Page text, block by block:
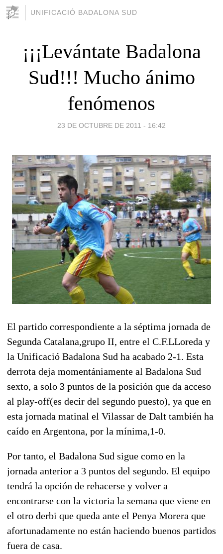
UNIFICACIÓ BADALONA SUD
¡¡¡Levántate Badalona
Sud!!! Mucho ánimo
fenómenos
23 DE OCTUBRE DE 2011 - 16:42
El partido correspondiente a la séptima jornada de
Segunda Catalana,grupo II, entre el C.F.LLoreda y
la Unificació Badalona Sud ha acabado 2-1. Esta
derrota deja momentániamente al Badalona Sud
sexto, a solo 3 puntos de la posición que da acceso
al play-off(es decir del segundo puesto), ya que en
esta jornada matinal el Vilassar de Dalt también ha
caído en Argentona, por la mínima,1-0.
Por tanto, el Badalona Sud sigue como en la
jornada anterior a 3 puntos del segundo. El equipo
tendrá la opción de rehacerse y volver a
encontrarse con la victoria la semana que viene en
el otro derbi que queda ante el Penya Morera que
afortunadamente no están haciendo buenos partidos
fuera de casa.